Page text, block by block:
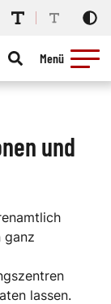
Menü
und
ganz
lassen.